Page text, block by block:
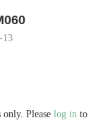
13
Please log in to